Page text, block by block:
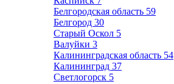
Белгородская область 59
Белгород 30
Старый Оскол 5
Валуйки 3
Калининградская область 54
Калининград 37
Светлогорск 5